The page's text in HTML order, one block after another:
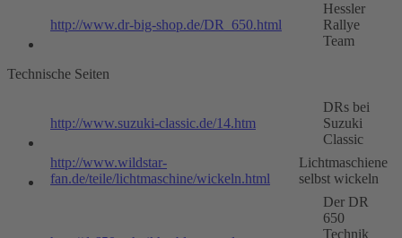
http://www.dr-big-shop.de/DR_650.html
Hessler
Rallye
Team
Technische Seiten
http://www.suzuki-classic.de/14.htm
DRs bei
Suzuki
Classic
http://www.wildstar-
fan.de/teile/lichtmaschine/wickeln.html
Lichtmaschiene
selbst wickeln
Der DR
650
Technik